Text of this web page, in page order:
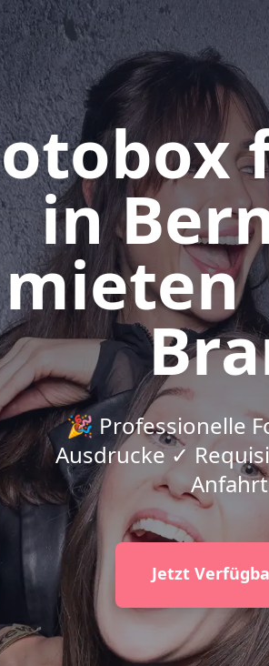
in
mieten
🎉 Professionelle
Ausdrucke ✓
Jetzt